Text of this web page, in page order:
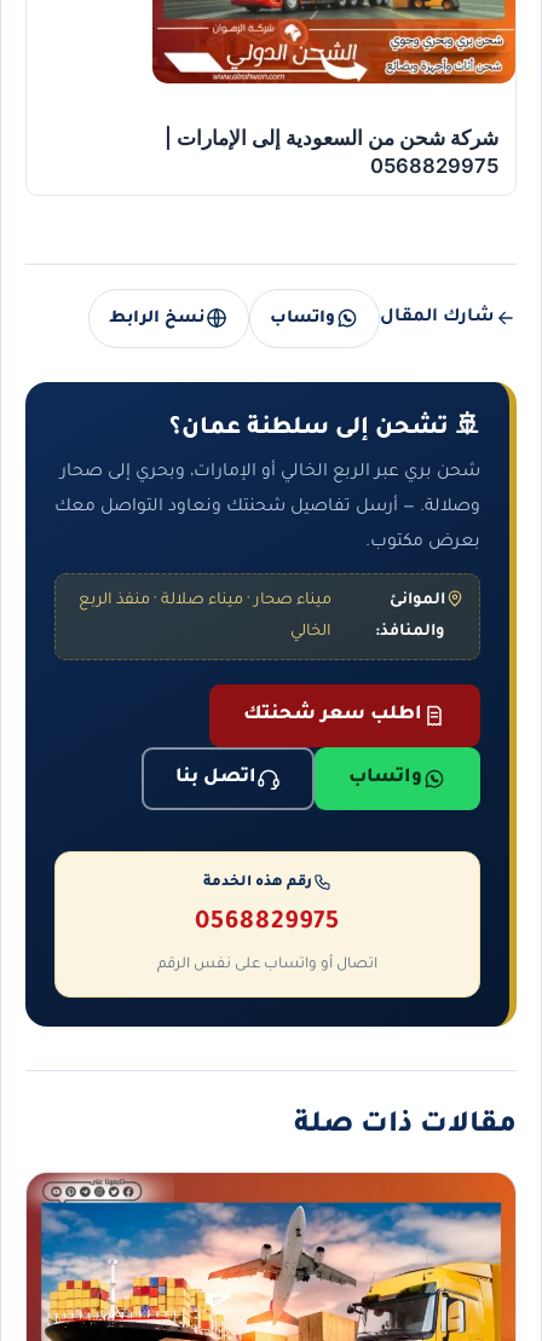
شركة شحن من السعودية إلى الإمارات |
0568829975
شارك المقال واتساب نسخ الرابط
🚢 تشحن إلى سلطنة عمان؟
شحن بري عبر الربع الخالي أو الإمارات، وبحري إلى صحار
وصلالة. — أرسل تفاصيل شحنتك ونعاود التواصل معك
بعرض مكتوب.
الموانئ
والمنافذ:
ميناء صحار · ميناء صلالة · منفذ الربع
الخالي
اطلب سعر شحنتك
واتساب اتصل بنا
رقم هذه الخدمة
0568829975
اتصال أو واتساب على نفس الرقم
مقالات ذات صلة